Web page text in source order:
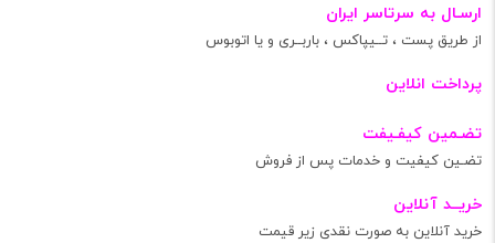
ارسـال به سرتاسر ایران
از طریق پست ، تــیپاکس ، باربــری و یا اتوبوس
پرداخت انلاین
تضـمین کیفـیفت
تضـین کیفیت و خدمات پس از فروش
خریــد آنلاین
خرید آنلاین به صورت نقدی زیر قیمت